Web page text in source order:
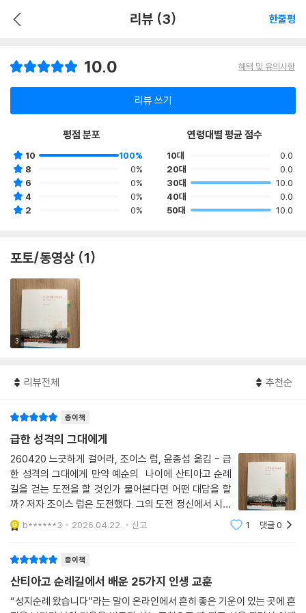
리뷰 (3) 한줄평
10.0 혜택 및 유의사항
리뷰 쓰기
평점 분포
10
100%
8
0%
6
0%
4
0%
2
0%
연령대별 평균 점수
10대
0.0
20대
0.0
30대
10.0
40대
0.0
50대
10.0
포토/동영상 (1)
3
리뷰전체 추천순
종이책
급한 성격의 그대에게
260420 느긋하게 걸어라, 조이스 럽, 윤종섭 옮김 - 급
한 성격의 그대에게 만약 예순의 나이에 산티아고 순례
길을 걷는 도전을 할 것인가 물어본다면 어떤 대답을 할
까? 저자 조이스 럽은 도전했다. 그의 도전 정신에서 시작
된 이 순례길 걷기는 은퇴한 신부이자 친구인 존 페퍼와
함께 37일간 800킬로의 여정을 기록한 내용이다. 준비
b******3 2026.04.22. 신고 1 댓글0
종이책
산티아고 순례길에서 배운 25가지 인생 교훈
“성지순례 왔습니다”라는 말이 온라인에서 흔히 좋은 기운이 있는 곳에 흔